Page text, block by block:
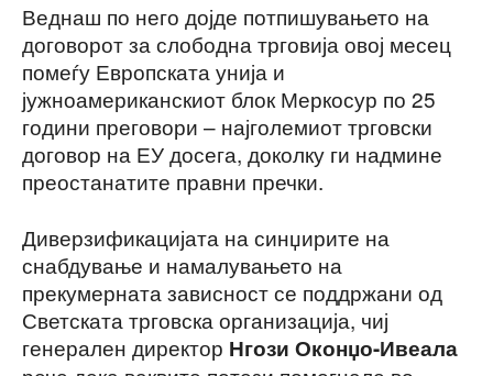
Веднаш по него дојде потпишувањето на
договорот за слободна трговија овој месец
помеѓу Европската унија и
јужноамериканскиот блок Меркосур по 25
години преговори – најголемиот трговски
договор на ЕУ досега, доколку ги надмине
преостанатите правни пречки.
Диверзификацијата на синџирите на
снабдување и намалувањето на
прекумерната зависност се поддржани од
Светската трговска организација, чиј
генерален директор Нгози Оконџо-Ивеала